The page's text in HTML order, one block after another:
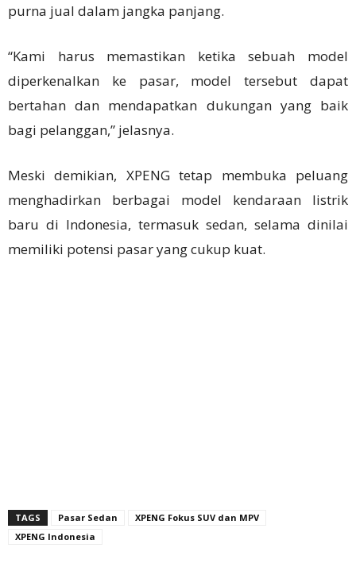
purna jual dalam jangka panjang.
“Kami harus memastikan ketika sebuah model
diperkenalkan ke pasar, model tersebut dapat
bertahan dan mendapatkan dukungan yang baik
bagi pelanggan,” jelasnya.
Meski demikian, XPENG tetap membuka peluang
menghadirkan berbagai model kendaraan listrik
baru di Indonesia, termasuk sedan, selama dinilai
memiliki potensi pasar yang cukup kuat.
TAGS Pasar Sedan
XPENG Fokus SUV dan MPV
XPENG Indonesia